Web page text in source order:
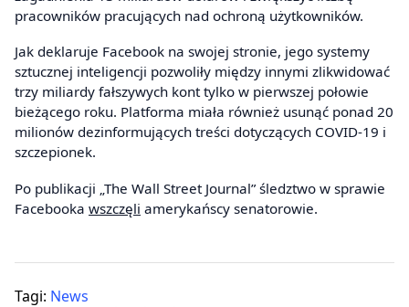
pracowników pracujących nad ochroną użytkowników.
Jak deklaruje Facebook na swojej stronie, jego systemy
sztucznej inteligencji pozwoliły między innymi zlikwidować
trzy miliardy fałszywych kont tylko w pierwszej połowie
bieżącego roku. Platforma miała również usunąć ponad 20
milionów dezinformujących treści dotyczących COVID-19 i
szczepionek.
Po publikacji „The Wall Street Journal” śledztwo w sprawie
Facebooka wszczęli amerykańscy senatorowie.
Tagi: News